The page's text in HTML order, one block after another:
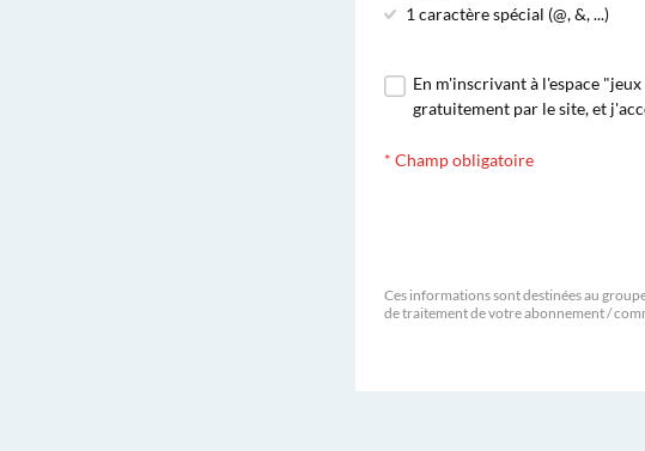
1 caractère spécial (@, &, ...)
En m'inscrivant à l'espace
gratuitement par le site, et
* Champ obligatoire
Ces informations sont destinées au
de traitement de votre abonnement /